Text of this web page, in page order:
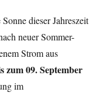
dieser Jahreszeit
neuer Sommer-
Strom aus
zum 09. September
im